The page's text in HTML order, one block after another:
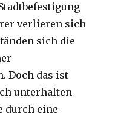
verlieren sich
sich die
Doch das ist
unterhalten
durch eine